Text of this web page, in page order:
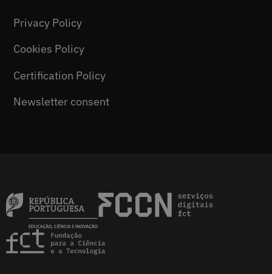
Privacy Policy
Cookies Policy
Certification Policy
Newsletter consent